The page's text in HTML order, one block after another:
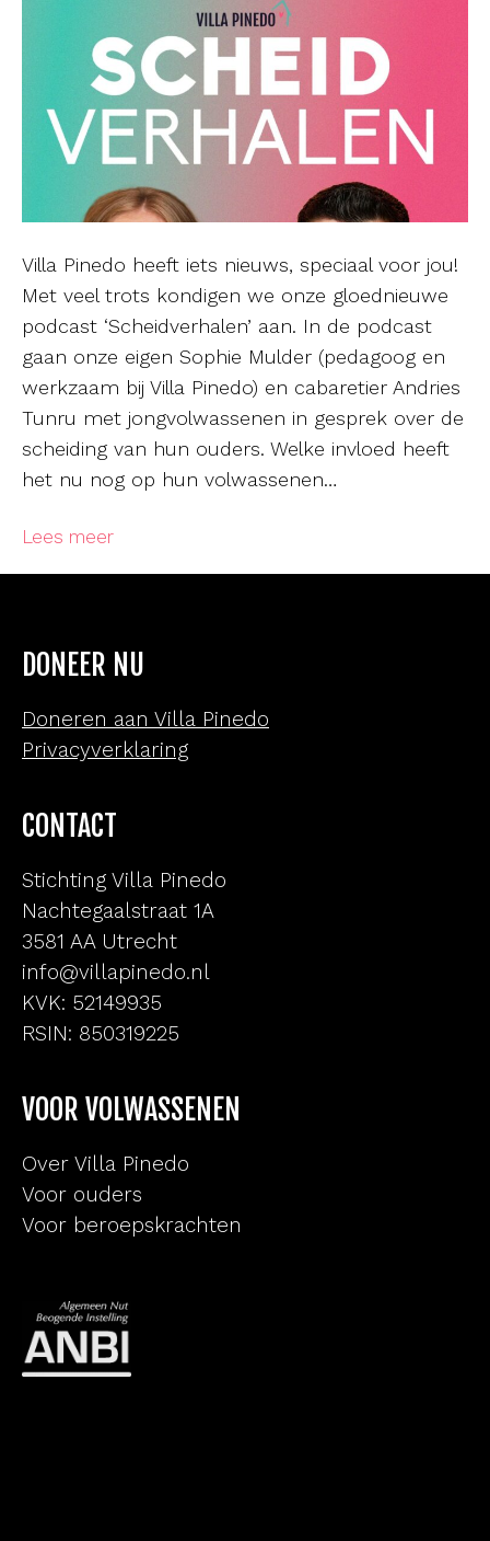
Villa Pinedo heeft iets nieuws, speciaal voor jou!
Met veel trots kondigen we onze gloednieuwe
podcast ‘Scheidverhalen’ aan. In de podcast
gaan onze eigen Sophie Mulder (pedagoog en
werkzaam bij Villa Pinedo) en cabaretier Andries
Tunru met jongvolwassenen in gesprek over de
scheiding van hun ouders. Welke invloed heeft
het nu nog op hun volwassenen…
Lees meer
DONEER NU
Doneren aan Villa Pinedo
Privacyverklaring
CONTACT
Stichting Villa Pinedo
Nachtegaalstraat 1A
3581 AA Utrecht
info@villapinedo.nl
KVK: 52149935
RSIN: 850319225
VOOR VOLWASSENEN
Over Villa Pinedo
Voor ouders
Voor beroepskrachten